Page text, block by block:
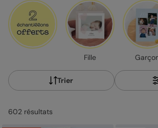
part de naissance magnet ? Quel que soit
vous offrons une personnalisation complète,
raffinés et un accompagnement à chaque
inspirer par notre collection et préparez-vous
bonne nouvelle de la plus belle des façons !
Fille
Trier
602 résultats